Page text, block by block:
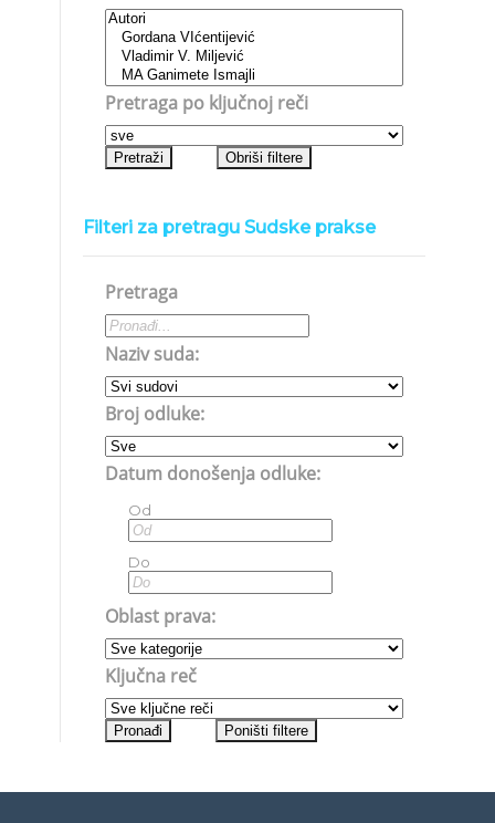
Pretraga po ključnoj reči
Filteri za pretragu Sudske prakse
Pretraga
Naziv suda:
Broj odluke:
Datum donošenja odluke:
Od
Do
Oblast prava:
Ključna reč